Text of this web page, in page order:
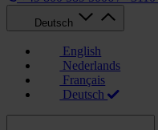
Deutsch
English
Nederlands
Français
Deutsch